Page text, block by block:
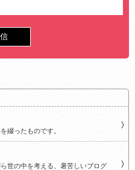
綴ったものです。
世の中を考える、暑苦しいブログ